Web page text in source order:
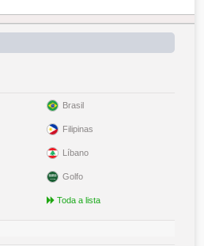
Brasil
Filipinas
Líbano
Golfo
Toda a lista